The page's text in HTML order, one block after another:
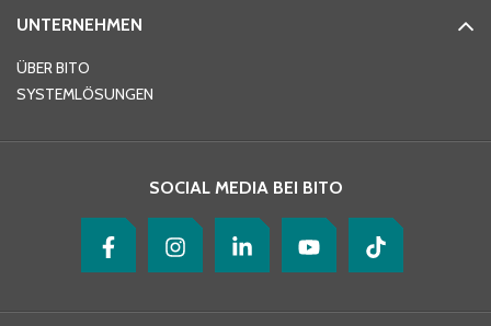
UNTERNEHMEN
ÜBER BITO
SYSTEMLÖSUNGEN
SOCIAL MEDIA BEI BITO